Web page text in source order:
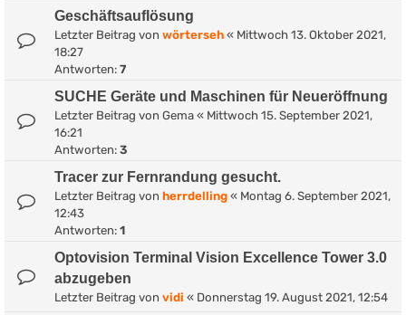
Geschäftsauflösung
Letzter Beitrag von wörterseh « Mittwoch 13. Oktober 2021,
18:27
Antworten: 7
SUCHE Geräte und Maschinen für Neueröffnung
Letzter Beitrag von Gema « Mittwoch 15. September 2021,
16:21
Antworten: 3
Tracer zur Fernrandung gesucht.
Letzter Beitrag von herrdelling « Montag 6. September 2021,
12:43
Antworten: 1
Optovision Terminal Vision Excellence Tower 3.0
abzugeben
Letzter Beitrag von vidi « Donnerstag 19. August 2021, 12:54